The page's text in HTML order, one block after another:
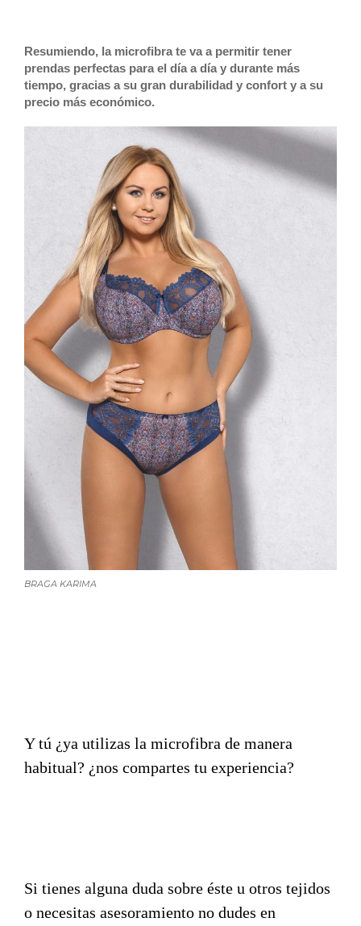
Resumiendo, la microfibra te va a permitir tener
prendas perfectas para el día a día y durante más
tiempo, gracias a su gran durabilidad y confort y a su
precio más económico.
BRAGA KARIMA
Y tú ¿ya utilizas la microfibra de manera
habitual? ¿nos compartes tu experiencia?
Si tienes alguna duda sobre éste u otros tejidos
o necesitas asesoramiento no dudes en